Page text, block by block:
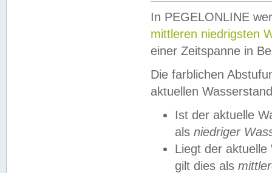
In PEGELONLINE
mittleren niedrigsten
einer Zeitspanne in
Die farblichen
aktuellen
Ist der aktuelle
als niedriger
Liegt der
gilt dies als